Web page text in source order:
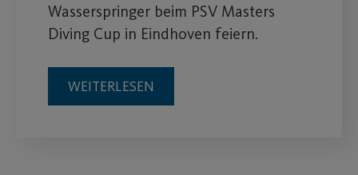
Wasserspringer beim PSV Masters
Diving Cup in Eindhoven feiern.
WEITERLESEN